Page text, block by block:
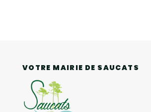
VOTRE MAIRIE DE SAUCATS